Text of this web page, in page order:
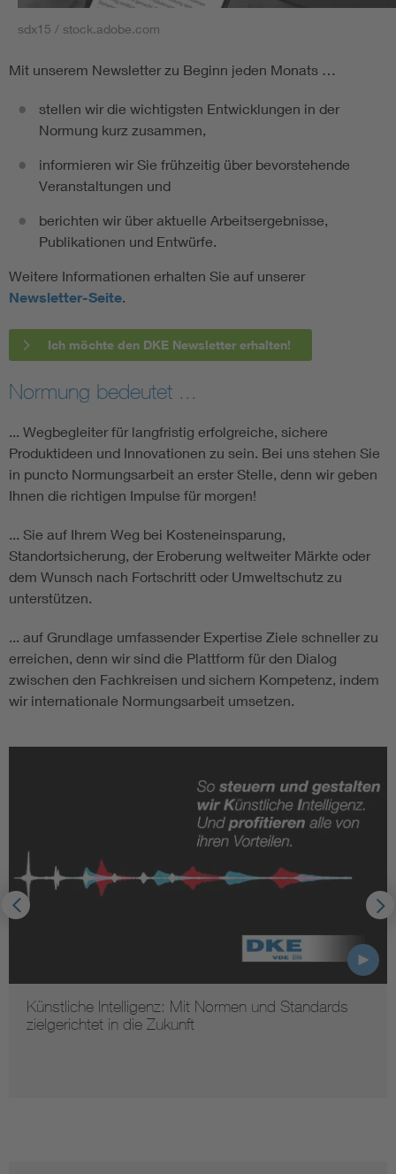
sdx15 / stock.adobe.com
Mit unserem Newsletter zu Beginn jeden Monats …
stellen wir die wichtigsten Entwicklungen in der
Normung kurz zusammen,
informieren wir Sie frühzeitig über bevorstehende
Veranstaltungen und
berichten wir über aktuelle Arbeitsergebnisse,
Publikationen und Entwürfe.
Weitere Informationen erhalten Sie auf unserer
Newsletter-Seite.
Ich möchte den DKE Newsletter erhalten!
Normung bedeutet ...
... Wegbegleiter für langfristig erfolgreiche, sichere
Produktideen und Innovationen zu sein. Bei uns stehen Sie
in puncto Normungsarbeit an erster Stelle, denn wir geben
Ihnen die richtigen Impulse für morgen!
... Sie auf Ihrem Weg bei Kosteneinsparung,
Standortsicherung, der Eroberung weltweiter Märkte oder
dem Wunsch nach Fortschritt oder Umweltschutz zu
unterstützen.
... auf Grundlage umfassender Expertise Ziele schneller zu
erreichen, denn wir sind die Plattform für den Dialog
zwischen den Fachkreisen und sichern Kompetenz, indem
wir internationale Normungsarbeit umsetzen.
Cybersecurity: Normen und Standards
innovative Informationssysteme